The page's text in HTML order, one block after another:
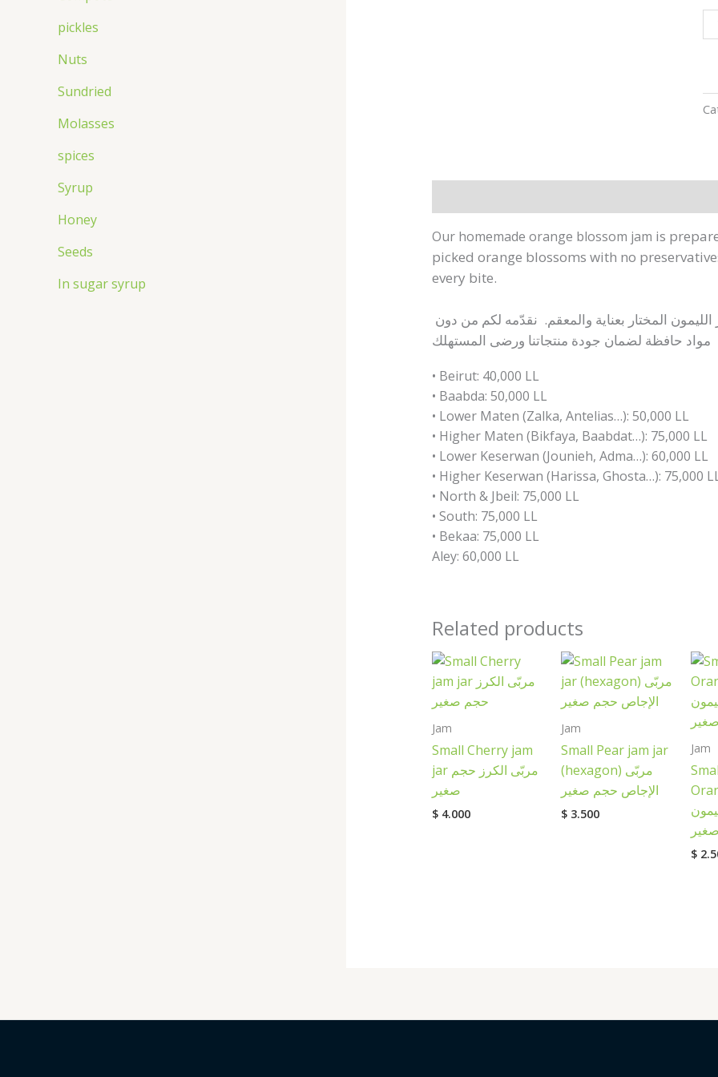
pickles
Nuts
Sundried
Molasses
spices
Syrup
Honey
Seeds
In sugar syrup
Our homemade orange blossom jam is
picked orange blossoms with no
every bite.
مواد حافظة لضمان جودة منتجاتنا ورضى
• Beirut: 40,000 LL
• Baabda: 50,000 LL
• Lower Maten (Zalka, Antelias…): 50,000 LL
• Higher Maten (Bikfaya, Baabdat…): 75,000 LL
• Lower Keserwan (Jounieh, Adma…): 60,000 LL
• Higher Keserwan (Harissa, Ghosta…): 75,000
• North & Jbeil: 75,000 LL
• South: 75,000 LL
• Bekaa: 75,000 LL
Aley: 60,000 LL
Related products
Jam
Small Cherry jam
jar مربّى الكرز حجم
صغير
$4.000
Jam
Small Pear jam jar
(hexagon) مربّى
الإجاص حجم صغير
$ 3.500
Jam
$